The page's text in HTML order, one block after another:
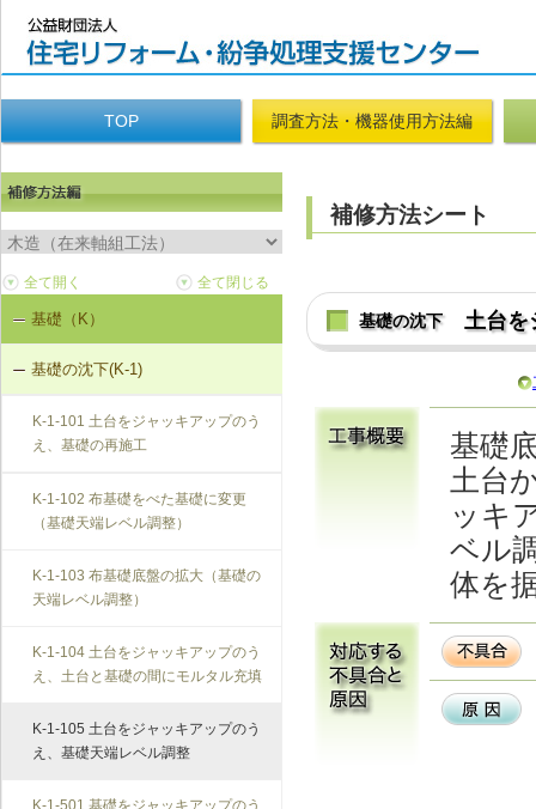
TOP 調査方法・機器使用方法編
基礎（K）
基礎の沈下(K-1)
K-1-101 土台をジャッキアップのう
え、基礎の再施工
K-1-102 布基礎をべた基礎に変更
（基礎天端レベル調整）
K-1-103 布基礎底盤の拡大（基礎の
天端レベル調整）
K-1-104 土台をジャッキアップのう
え、土台と基礎の間にモルタル充填
K-1-105 土台をジャッキアップのう
え、基礎天端レベル調整
補修方法シート
基礎の沈下 土台を
基礎
土台
ッキ
ベル
体を